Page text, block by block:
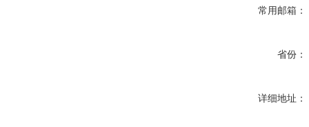
常用邮箱：
省份：
详细地址：